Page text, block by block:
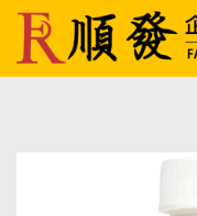
Skip
content